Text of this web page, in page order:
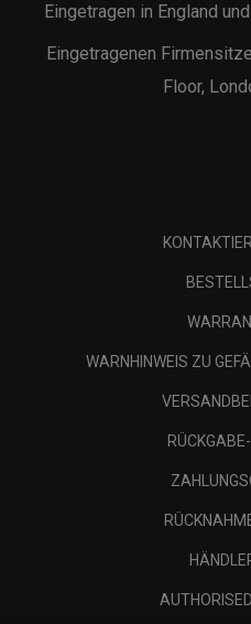
Eingetragen in England
Eingetragenen
Floor,
WARNHINWEIS ZU